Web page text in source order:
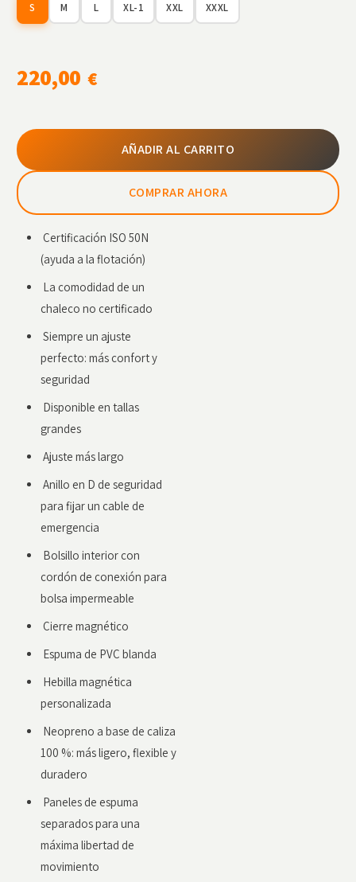
S M L XL-1 XXL XXXL
220,00 €
AÑADIR AL CARRITO
COMPRAR AHORA
Certificación ISO 50N
(ayuda a la flotación)
La comodidad de un
chaleco no certificado
Siempre un ajuste
perfecto: más confort y
seguridad
Disponible en tallas
grandes
Ajuste más largo
Anillo en D de seguridad
para fijar un cable de
emergencia
Bolsillo interior con
cordón de conexión para
bolsa impermeable
Cierre magnético
Espuma de PVC blanda
Hebilla magnética
personalizada
Neopreno a base de caliza
100 %: más ligero, flexible y
duradero
Paneles de espuma
separados para una
máxima libertad de
movimiento